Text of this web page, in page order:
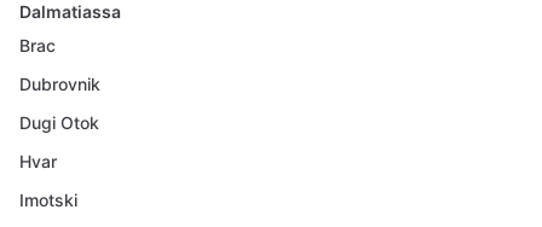
Dalmatiassa
Brac
Dubrovnik
Dugi Otok
Hvar
Imotski